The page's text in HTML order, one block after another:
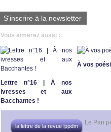
S'inscrire à la newsletter
Vous aimerez aussi :
Lettre n°16 | À nos
ivresses et aux
Bacchantes !
À vos
Le Pan
la lettre de la revue lppdm